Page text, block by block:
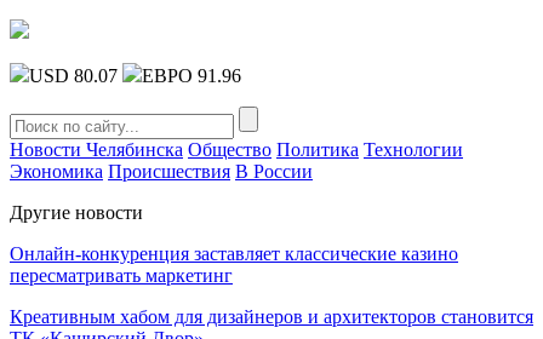
USD 80.07 ЕВРО 91.96
Новости Челябинска Общество Политика Технологии
Экономика Происшествия В России
Другие новости
Онлайн-конкуренция заставляет классические казино
пересматривать маркетинг
Креативным хабом для дизайнеров и архитекторов становится